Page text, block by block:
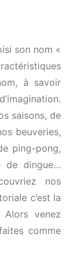
son nom «
à savoir
saisons, de
beuveries,
ping-pong,
de dingue…
nos
c’est la
Alors venez
comme